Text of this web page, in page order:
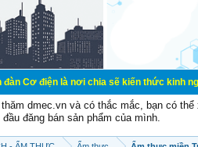
nơi chia sẽ kiến thức kinh nghiệm
thăm dmec.vn và có thắc mắc, bạn có
đầu đăng bán sản phẩm của mình.